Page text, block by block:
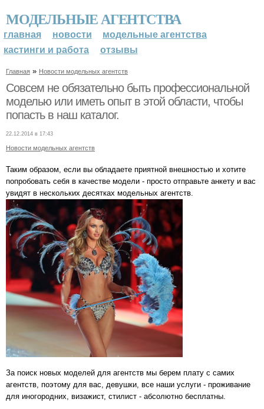
МОДЕЛЬНЫЕ АГЕНТСТВА
главная новости
модельные агентства
кастинги и работа
отзывы
Главная » Новости модельных агентств
Совсем не обязательно быть профессиональной
моделью или иметь опыт в этой области, чтобы
попасть в наш каталог.
22.12.2014 в 17:43
Новости модельных агентств
Таким образом, если вы обладаете приятной внешностью и хотите
попробовать себя в качестве модели - просто отправьте анкету и вас
увидят в нескольких десятках модельных агентств.
За поиск новых моделей для агентств мы берем плату с самих
агентств, поэтому для вас, девушки, все наши услуги - проживание
для иногородних, визажист, стилист - абсолютно бесплатны.